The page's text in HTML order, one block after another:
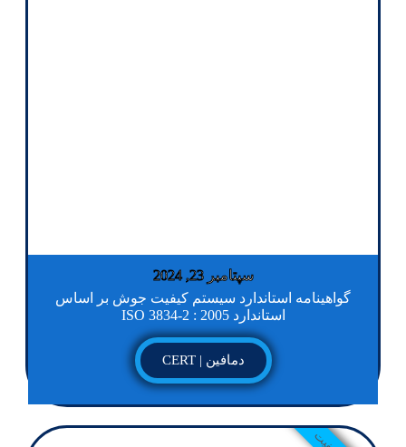
سپتامبر 23, 2024
گواهینامه استاندارد سیستم کیفیت جوش بر اساس
استاندارد ISO 3834-2 : 2005
دمافین | CERT